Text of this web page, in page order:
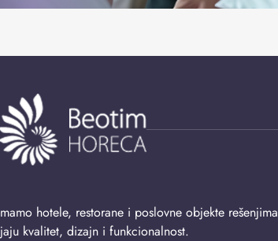
hotele, restorane i poslovne objekte rešenjima
kvalitet, dizajn i funkcionalnost.